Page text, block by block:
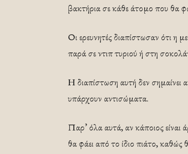
βακτήρια σε κάθε άτομο που θα
Οι ερευνητές διαπίστωσαν ότι η
παρά σε ντιπ τυριού ή στη
Η διαπίστωση αυτή δεν σημαίνει
υπάρχουν αντισώματα.
Παρ’ όλα αυτά, αν κάποιος είναι
θα φάει από το ίδιο πιάτο, καθώς